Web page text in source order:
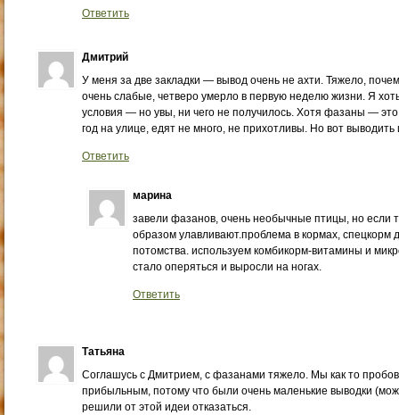
Ответить
Дмитрий
У меня за две закладки — вывод очень не ахти. Тяжело,
очень слабые, четверо умерло в первую неделю жизни. Я
условия — но увы, ни чего не получилось. Хотя фазаны —
год на улице, едят не много, не прихотливы. Но вот
Ответить
марина
завели фазанов, очень необычные птицы, но если
образом улавливают.проблема в кормах, спецкорм
потомства. используем комбикорм-витамины и
стало оперяться и выросли на ногах.
Ответить
Татьяна
Соглашусь с Дмитрием, с фазанами тяжело. Мы как то
прибыльным, потому что были очень маленькие выводки
решили от этой идеи отказаться.